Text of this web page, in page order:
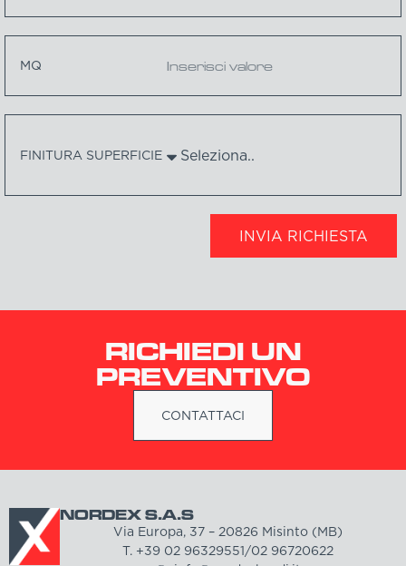
MQ
FINITURA SUPERFICIE
INVIA RICHIESTA
RICHIEDI UN
PREVENTIVO
CONTATTACI
NORDEX S.A.S
Via Europa, 37 – 20826 Misinto (MB)
T. +39 02 96329551/02 96720622